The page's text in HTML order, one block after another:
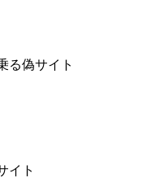
る偽サイト
イト